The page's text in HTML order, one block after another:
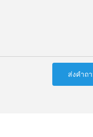
ส่งคำถ